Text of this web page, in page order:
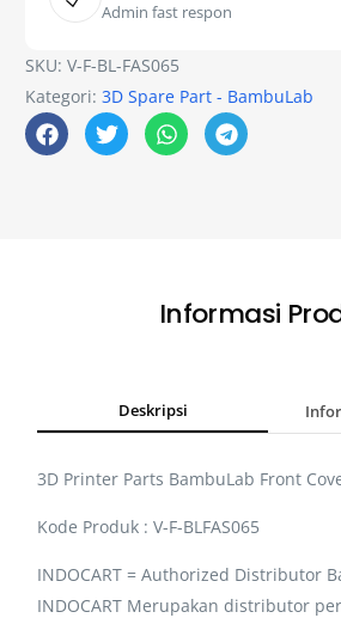
Admin fast respon
SKU:V-F-BL-FAS065
Kategori:3D Spare Part - BambuLab
Informasi
Deskripsi
3D Printer Parts BambuLab Front
Kode Produk : V-F-BLFAS065
INDOCART = Authorized Distributor
INDOCART Merupakan distributor